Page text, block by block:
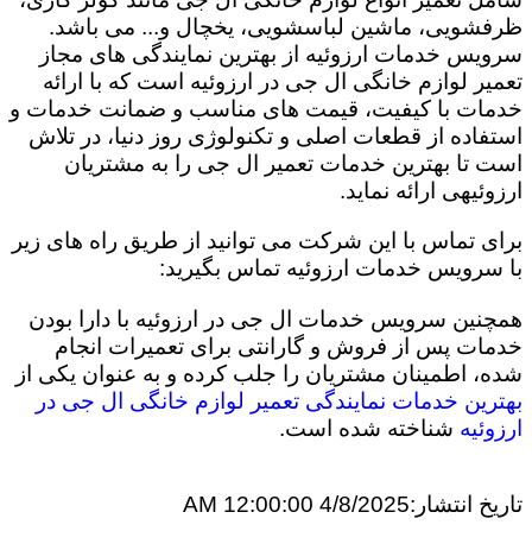
ظرفشویی، ماشین لباسشویی، یخچال و... می باشد.
سرویس خدمات ارزوئیه از بهترین نمایندگی های مجاز
تعمیر لوازم خانگی ال جی در ارزوئیه است که با ارائه
خدمات با کیفیت، قیمت های مناسب و ضمانت خدمات و
استفاده از قطعات اصلی و تکنولوژی روز دنیا، در تلاش
است تا بهترین خدمات تعمیر ال جی را به مشتریان
ارزوئیهی ارائه نماید.
برای تماس با این شرکت می توانید از طریق راه های زیر
با سرویس خدمات ارزوئیه تماس بگیرید:
همچنین سرویس خدمات ال جی در ارزوئیه با دارا بودن
خدمات پس از فروش و گارانتی برای تعمیرات انجام
شده، اطمینان مشتریان را جلب کرده و به عنوان یکی از
بهترین خدمات نمایندگی تعمیر لوازم خانگی ال جی در
ارزوئیه شناخته شده است.
تاریخ انتشار:4/8/2025 12:00:00 AM